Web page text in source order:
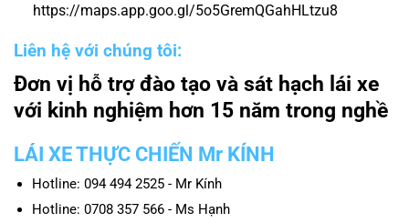
https://maps.app.goo.gl/5o5GremQGahHLtzu8
Liên hệ với chúng tôi:
Đơn vị hỗ trợ đào tạo và sát hạch lái xe
với kinh nghiệm hơn 15 năm trong nghề
LÁI XE THỰC CHIẾN Mr KÍNH
Hotline: 094 494 2525 - Mr Kính
Hotline: 0708 357 566 - Ms Hạnh